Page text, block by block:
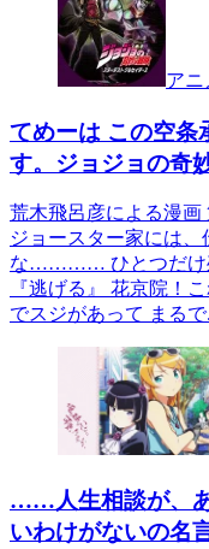
ア
てめーは この空条
す。ジョジョの奇
荒木飛呂彦による漫画
ジョースター家には
な………… ひとつだけ
『逃げる』 花京院！
でスジがあって まるで
……人生相談が、
いわけがないの名